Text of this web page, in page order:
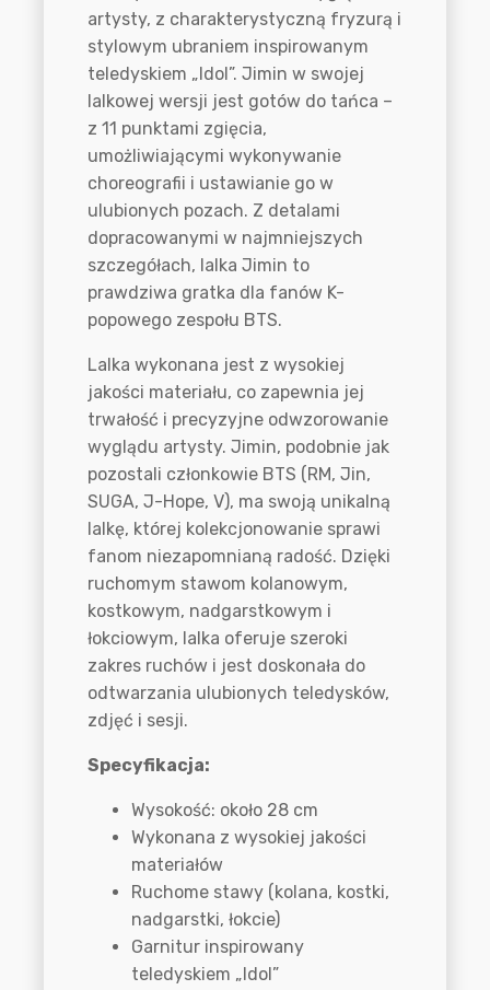
artysty, z charakterystyczną fryzurą i
stylowym ubraniem inspirowanym
teledyskiem „Idol”. Jimin w swojej
lalkowej wersji jest gotów do tańca –
z 11 punktami zgięcia,
umożliwiającymi wykonywanie
choreografii i ustawianie go w
ulubionych pozach. Z detalami
dopracowanymi w najmniejszych
szczegółach, lalka Jimin to
prawdziwa gratka dla fanów K-
popowego zespołu BTS.
Lalka wykonana jest z wysokiej
jakości materiału, co zapewnia jej
trwałość i precyzyjne odwzorowanie
wyglądu artysty. Jimin, podobnie jak
pozostali członkowie BTS (RM, Jin,
SUGA, J-Hope, V), ma swoją unikalną
lalkę, której kolekcjonowanie sprawi
fanom niezapomnianą radość. Dzięki
ruchomym stawom kolanowym,
kostkowym, nadgarstkowym i
łokciowym, lalka oferuje szeroki
zakres ruchów i jest doskonała do
odtwarzania ulubionych teledysków,
zdjęć i sesji.
Specyfikacja:
Wysokość: około 28 cm
Wykonana z wysokiej jakości
materiałów
Ruchome stawy (kolana, kostki,
nadgarstki, łokcie)
Garnitur inspirowany
teledyskiem „Idol”